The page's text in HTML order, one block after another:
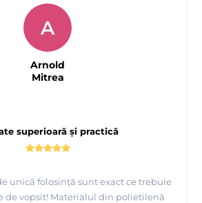
superioară și practică
unică folosință sunt exact ce trebuie
de vopsit! Materialul din polietilenă
A
Arnold
Mitrea